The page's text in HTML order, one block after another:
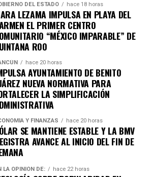
las noticias al instante
canal oficial de WhatsApp de
y recibe las noticias más
de Quintana Roo directamente
al canal de WhatsApp
DEL ESTADO hace 18 horas
LEZAMA IMPULSA EN PLAYA DEL
EL PRIMER CENTRO
“MÉXICO IMPARABLE” DE
ROO
hace 20 horas
AYUNTAMIENTO DE BENITO
NUEVA NORMATIVA PARA
LA SIMPLIFICACIÓN
Y FINANZAS hace 20 horas
SE MANTIENE ESTABLE Y LA BMV
AVANCE AL INICIO DEL FIN DE
LA OPINIÓN DE: hace 22 horas